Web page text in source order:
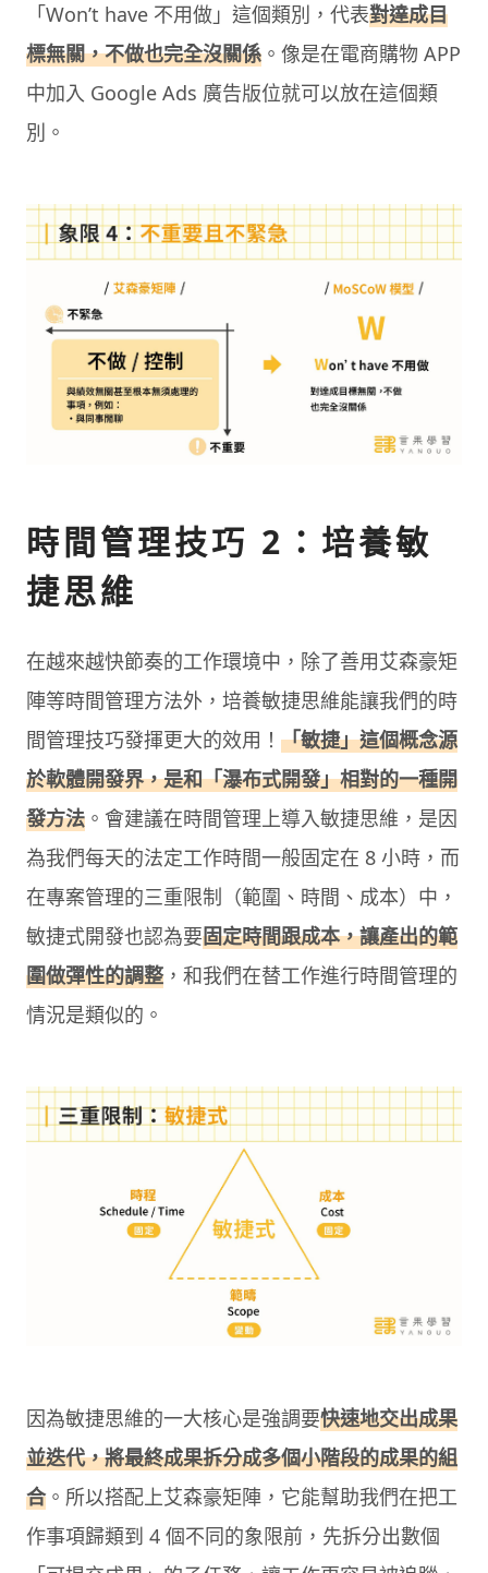
「Won’t have 不用做」這個類別，代表對達成目
標無關，不做也完全沒關係 。像是在電商購物 APP
中加入 Google Ads 廣告版位就可以放在這個類
別。
時間管理技巧 2：培養敏
捷思維
在越來越快節奏的工作環境中，除了善用艾森豪矩
陣等時間管理方法外，培養敏捷思維能讓我們的時
間管理技巧發揮更大的效用！ 「敏捷」這個概念源
於軟體開發界，是和「瀑布式開發」相對的一種開
發方法 。會建議在時間管理上導入敏捷思維，是因
為我們每天的法定工作時間一般固定在 8 小時，而
在專案管理的三重限制（範圍、時間、成本）中，
敏捷式開發也認為要固定時間跟成本，讓產出的範
圍做彈性的調整 ，和我們在替工作進行時間管理的
情況是類似的。
因為敏捷思維的一大核心是強調要快速地交出成果
並迭代，將最終成果拆分成多個小階段的成果的組
合。所以搭配上艾森豪矩陣，它能幫助我們在把工
作事項歸類到 4 個不同的象限前，先拆分出數個